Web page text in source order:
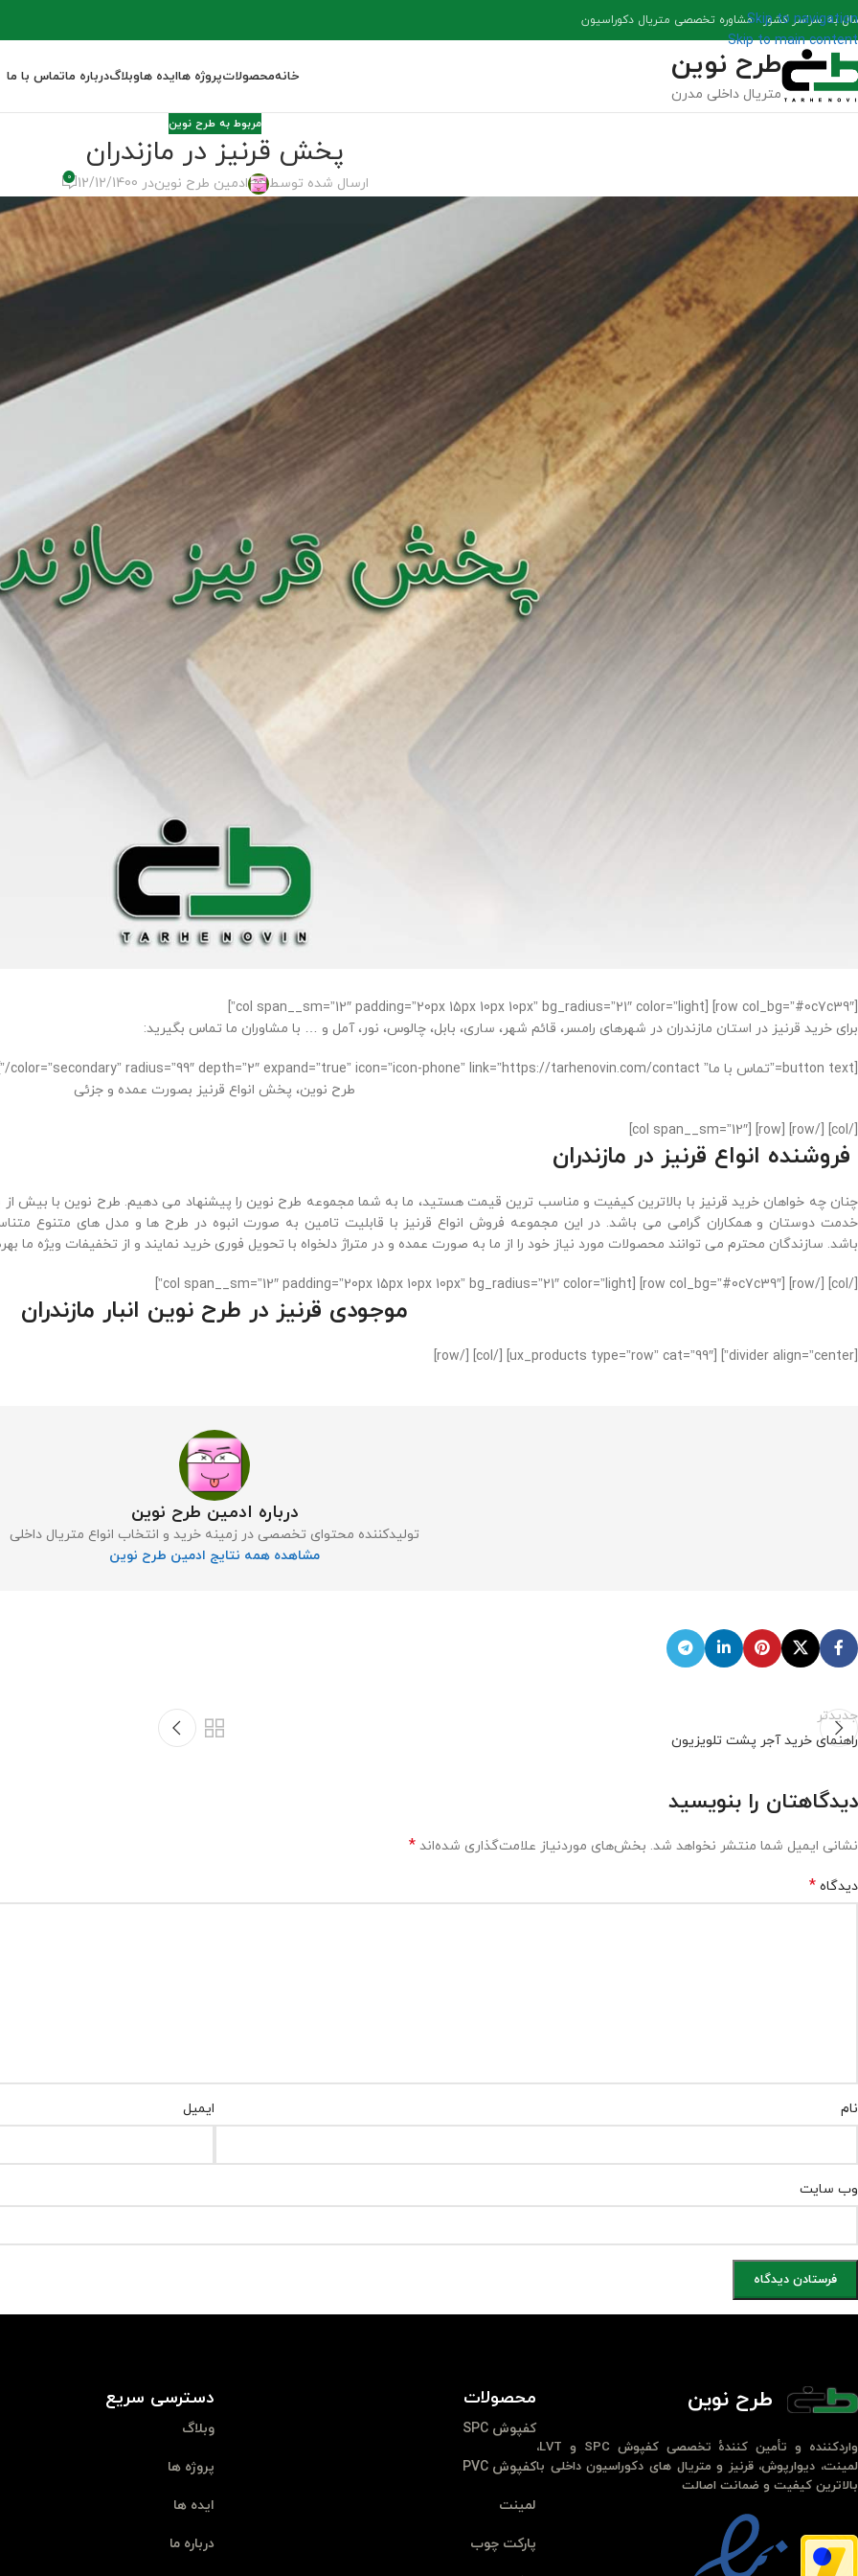
Skip to navigation
Skip to main content
به سراسر کشور - مشاوره تخصصی متریال دکوراسیون
طرح نوین
متریال داخلی مدرن
خانهمحصولاتپروژه هاایده هاوبلاگدرباره ماتماس با ما
مربوط به طرح نوین
پخش قرنیز در مازندران
ارسال شده توسط ادمین طرح نویندر 12/12/1400 0
[row col_bg=”#0c7c39″] [col span__sm=”12″ padding=”20px 15px 10px 10px” bg_radius=”21″ color=”light”]
برای خرید قرنیز در استان مازندران در شهرهای رامسر، قائم شهر، ساری، بابل، چالوس، نور، آمل و … با مشاوران ما تماس بگیرید:
[button text=”تماس با ما” color=”secondary” radius=”99″ depth=”2″ expand=”true” icon=”icon-phone” link=”https://tarhenovin.com/contact/”] [divider align=”center”]
طرح نوین، پخش انواع قرنیز بصورت عمده و جزئی
[/col] [/row] [row] [col span__sm=”12″]
فروشنده انواع قرنیز در مازندران
چنان چه خواهان خرید قرنیز با بالاترین کیفیت و مناسب ترین قیمت هستید، ما به شما مجموعه طرح نوین را پیشنهاد می دهیم. طرح نوین با بیش
خدمت دوستان و همکاران گرامی می باشد. در این مجموعه فروش انواع قرنیز با قابلیت تامین به صورت انبوه در طرح ها و مدل های متنوع
باشد. سازندگان محترم می ‌توانند محصولات مورد نیاز خود را از ما به صورت عمده و در متراژ دلخواه با تحویل فوری خرید نمایند و از تخفیفات ویژه ما
[/col] [/row] [row col_bg=”#0c7c39″] [col span__sm=”12″ padding=”20px 15px 10px 10px” bg_radius=”21″ color=”light”]
موجودی قرنیز در طرح نوین انبار مازندران
[divider align=”center”] [ux_products type=”row” cat=”99″] [/col] [/row]
درباره ادمین طرح نوین
تولیدکننده محتوای تخصصی در زمینه خرید و انتخاب انواع متریال داخلی
مشاهده همه نتایج ادمین طرح نوین
جدیدتر
راهنمای خرید آجر پشت تلویزیون
دیدگاهتان را بنویسید
نشانی ایمیل شما منتشر نخواهد شد. بخش‌های موردنیاز علامت‌گذاری شده‌اند *
دیدگاه *
نام ایمیل
وب‌ سایت
طرح نوین
واردکننده و تأمین کنندهٔ تخصصی کفپوش SPC و LVT،
لمینت، دیوارپوش، قرنیز و متریال های دکوراسیون داخلی با
بالاترین کیفیت و ضمانت اصالت
محصولات
کفپوش SPC
کفپوش PVC
لمینت
پارکت چوب
دسترسی سریع
وبلاگ
پروژه ها
ایده ها
درباره ما